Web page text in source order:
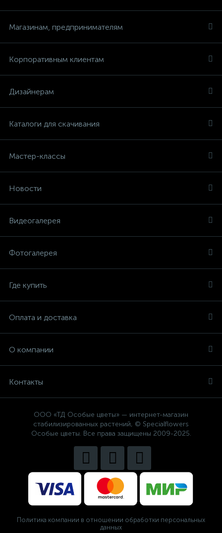
Магазинам, предпринимателям
Корпоративным клиентам
Дизайнерам
Каталоги для скачивания
Мастер-классы
Новости
Видеогалерея
Фотогалерея
Где купить
Оплата и доставка
О компании
Контакты
ООО «ТД Особые цветы» — интернет-магазин
стабилизированных растений, © Specialflowers
Особые цветы. Все права защищены 2009-2025.
Политика компании в отношении обработки персональных
данных